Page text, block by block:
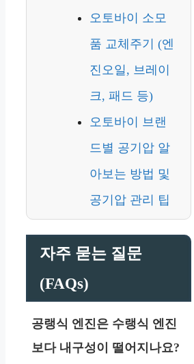
오토바이 소모
품 교체주기 (엔
진오일, 브레이
크, 패드 등)
오토바이 브랜
드별 공기압 알
아보는 방법 및
공기압 관리 팁
자주 묻는 질문
(FAQs)
공랭식 엔진은 수랭식 엔진
보다 내구성이 떨어지나요?